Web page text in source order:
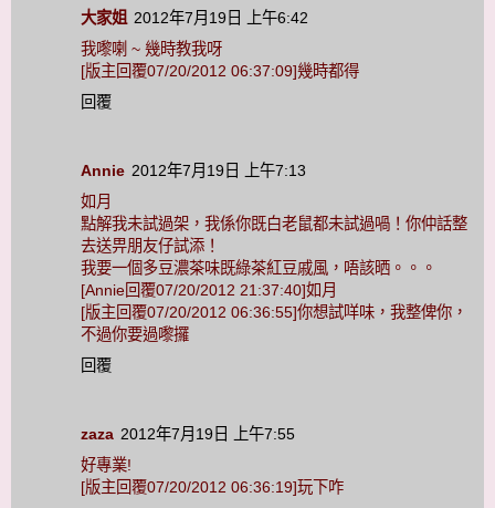
大家姐 2012年7月19日 上午6:42
我嚟喇 ~ 幾時教我呀
[版主回覆07/20/2012 06:37:09]幾時都得
回覆
Annie 2012年7月19日 上午7:13
如月
點解我未試過架，我係你既白老鼠都未試過喎！你仲話整
去送畀朋友仔試添！
我要一個多豆濃茶味既綠茶紅豆戚風，唔該晒。。。
[Annie回覆07/20/2012 21:37:40]如月
[版主回覆07/20/2012 06:36:55]你想試咩味，我整俾你，
不過你要過嚟攞
回覆
zaza 2012年7月19日 上午7:55
好專業!
[版主回覆07/20/2012 06:36:19]玩下咋